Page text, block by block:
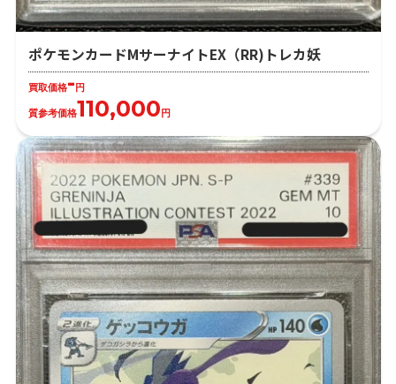
ポケモンカードMサーナイトEX（RR)トレカ妖
買取価格- 円
質参考価格110,000 円